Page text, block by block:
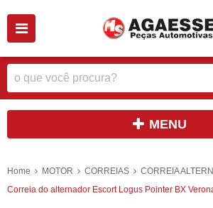
MENU
Home MOTOR CORREIAS
CORREIA
Correia do alternador Escort Logus Pointer BX